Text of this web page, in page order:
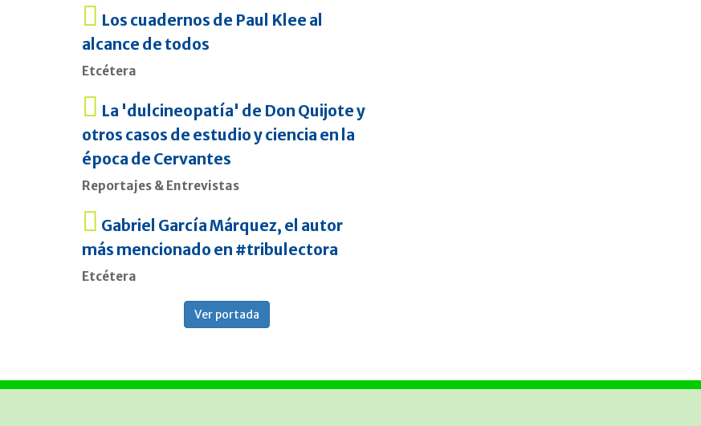
Los cuadernos de Paul Klee al
alcance de todos
Etcétera
La 'dulcineopatía' de Don Quijote y
otros casos de estudio y ciencia en la
época de Cervantes
Reportajes & Entrevistas
Gabriel García Márquez, el autor
más mencionado en #tribulectora
Etcétera
Ver portada